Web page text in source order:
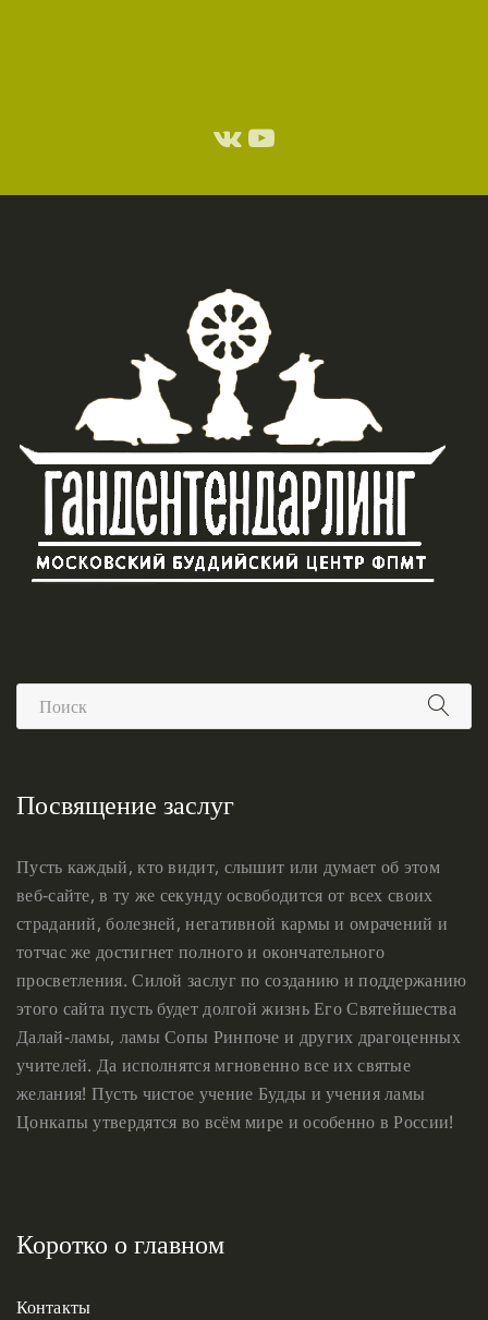
Посвящение заслуг
Пусть каждый, кто видит, слышит или думает об этом
веб-сайте, в ту же секунду освободится от всех своих
страданий, болезней, негативной кармы и омрачений и
тотчас же достигнет полного и окончательного
просветления. Силой заслуг по созданию и поддержанию
этого сайта пусть будет долгой жизнь Его Святейшества
Далай-ламы, ламы Сопы Ринпоче и других драгоценных
учителей. Да исполнятся мгновенно все их святые
желания! Пусть чистое учение Будды и учения ламы
Цонкапы утвердятся во всём мире и особенно в России!
Коротко о главном
Контакты